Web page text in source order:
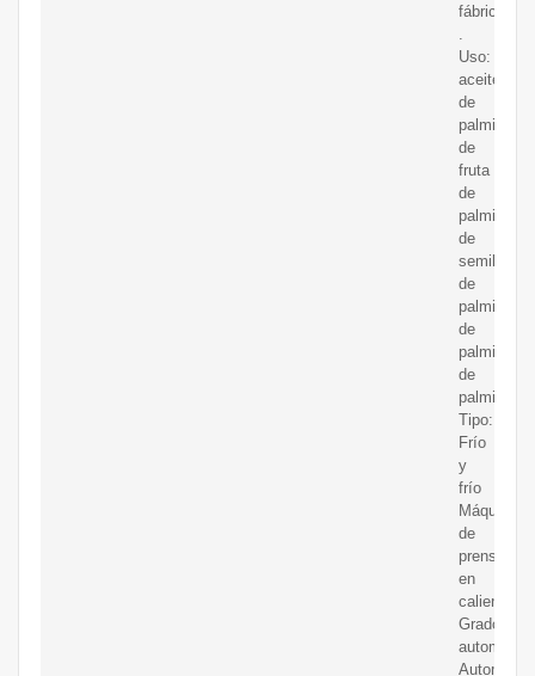
fábrica
Uso:
aceite
de
palmiste/
de
fruta
de
palmiste/
de
semilla
de
palmiste/
de
palmiste/
de
palmiste;
Tipo:
Frío
y
frío
Máquina
de
prensado
en
caliente;
Grado